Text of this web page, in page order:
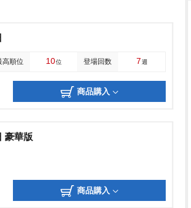
高順位 10位 登場回数 7週
商品購入
豪華版
商品購入